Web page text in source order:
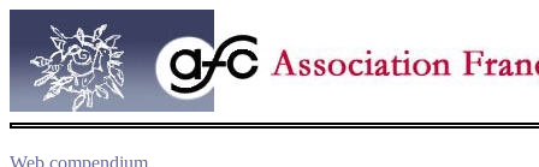
Web compendium